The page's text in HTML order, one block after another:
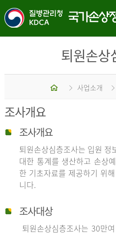
퇴원손상
홈 사업소개
조사개요
조사개요
퇴원손상심층조사는 입원 정
대한 통계를 생산하고 손상
한 기초자료를 제공하기 위
니다.
조사대상
퇴원손상심층조사는 30만